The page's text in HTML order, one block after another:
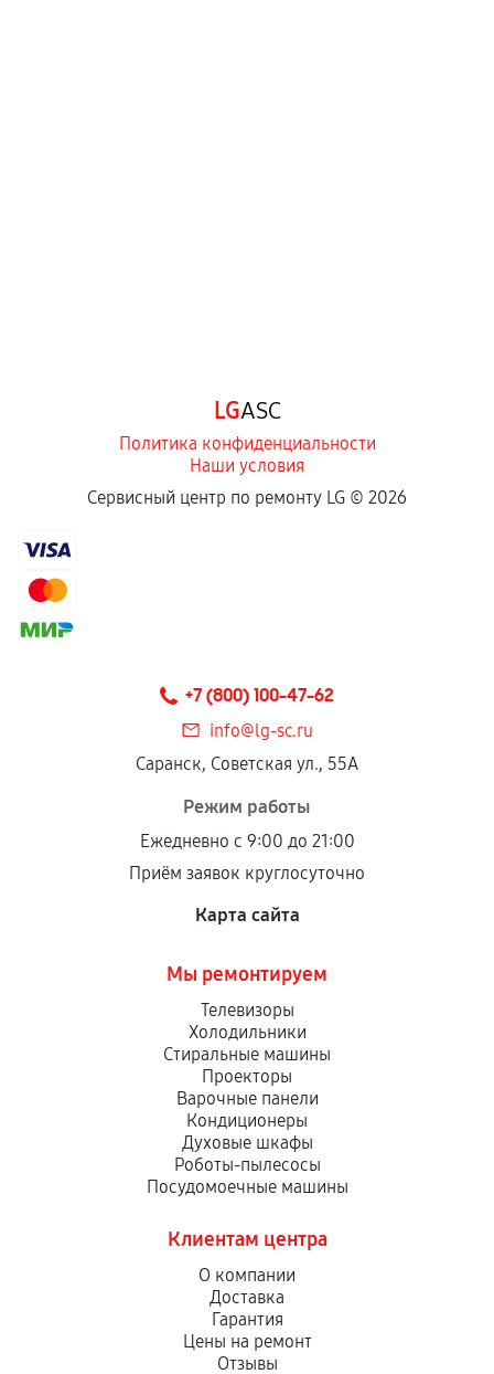
LGASC
Политика конфиденциальности
Наши условия
Сервисный центр по ремонту LG © 2026
+7 (800) 100-47-62
info@lg-sc.ru
Саранск, Советская ул., 55А
Режим работы
Ежедневно с 9:00 до 21:00
Приём заявок круглосуточно
Карта сайта
Мы ремонтируем
Телевизоры
Холодильники
Стиральные машины
Проекторы
Варочные панели
Кондиционеры
Духовые шкафы
Роботы-пылесосы
Посудомоечные машины
Клиентам центра
О компании
Доставка
Гарантия
Цены на ремонт
Отзывы